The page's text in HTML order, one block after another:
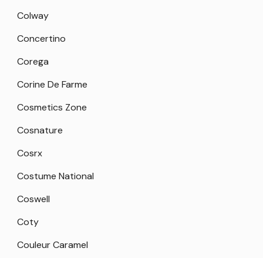
Colway
Concertino
Corega
Corine De Farme
Cosmetics Zone
Cosnature
Cosrx
Costume National
Coswell
Coty
Couleur Caramel